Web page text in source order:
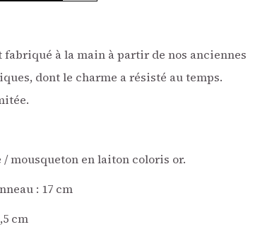
fabriqué à la main à partir de nos anciennes
dont le charme a résisté au temps.
/ mousqueton en laiton coloris or.
: 17 cm
cm